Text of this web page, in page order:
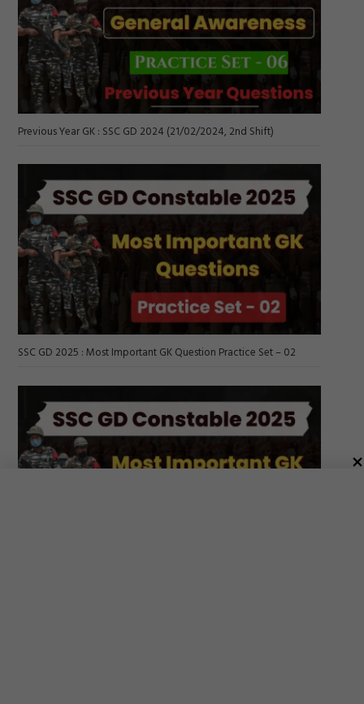
Previous Year GK : SSC GD 2024 (21/02/2024, 2nd Shift)
SSC GD 2025 : Most Important GK Question Practice Set – 02